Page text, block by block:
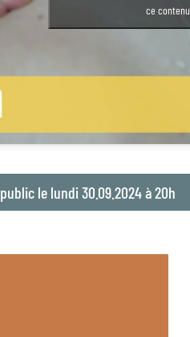
ce contenu
le lundi 30.09.2024 à 20h